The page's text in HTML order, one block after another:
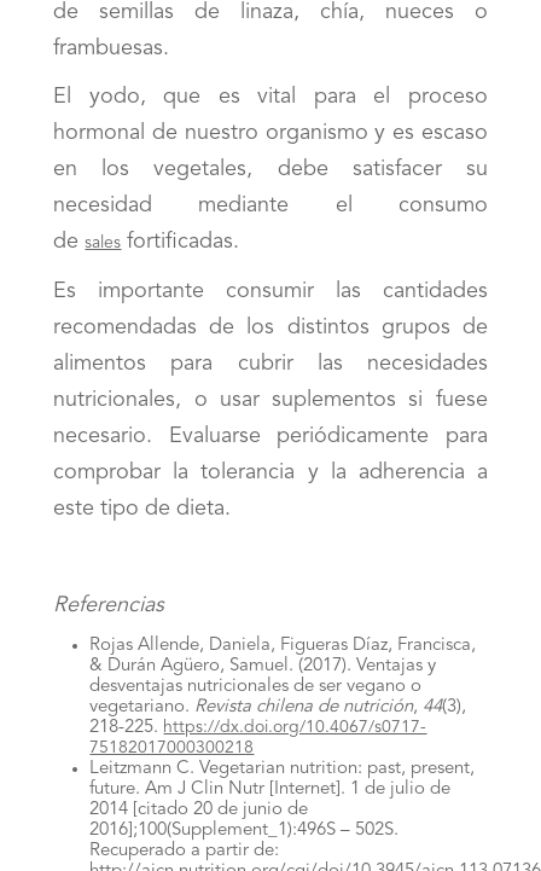
de semillas de linaza, chía, nueces o
frambuesas.
El yodo, que es vital para el proceso
hormonal de nuestro organismo y es escaso
en los vegetales, debe satisfacer su
necesidad mediante el consumo
desales fortificadas.
Es importante consumir las cantidades
recomendadas de los distintos grupos de
alimentos para cubrir las necesidades
nutricionales, o usar suplementos si fuese
necesario. Evaluarse periódicamente para
comprobar la tolerancia y la adherencia a
este tipo de dieta.
Referencias
Rojas Allende, Daniela, Figueras Díaz, Francisca,
& Durán Agüero, Samuel. (2017). Ventajas y
desventajas nutricionales de ser vegano o
vegetariano. Revista chilena de nutrición, 44(3),
218-225. https://dx.doi.org/10.4067/s0717-
75182017000300218
Leitzmann C. Vegetarian nutrition: past, present,
future. Am J Clin Nutr [Internet]. 1 de julio de
2014 [citado 20 de junio de
2016];100(Supplement_1):496S – 502S.
Recuperado a partir de: